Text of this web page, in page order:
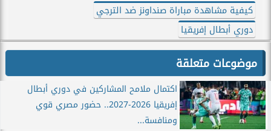
كيفية مشاهدة مباراة صنداونز ضد الترجي
دوري أبطال إفريقيا
موضوعات متعلقة
اكتمال ملامح المشاركين في دوري أبطال
إفريقيا 2026-2027.. حضور مصري قوي
ومنافسة...